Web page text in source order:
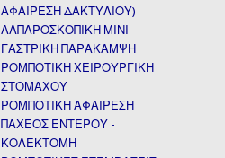
ΑΦΑΙΡΕΣΗ ΔΑΚΤΥΛΙΟΥ)
ΛΑΠΑΡΟΣΚΟΠΙΚΗ ΜΙΝΙ
ΓΑΣΤΡΙΚΗ ΠΑΡΑΚΑΜΨΗ
ΡΟΜΠΟΤΙΚΗ ΧΕΙΡΟΥΡΓΙΚΗ
ΣΤΟΜΑΧΟΥ
ΡΟΜΠΟΤΙΚΗ ΑΦΑΙΡΕΣΗ
ΠΑΧΕΟΣ ΕΝΤΕΡΟΥ -
ΚΟΛΕΚΤΟΜΗ